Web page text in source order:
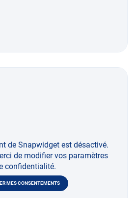
de Snapwidget est désactivé.
de modifier vos paramètres
confidentialité.
MES CONSENTEMENTS